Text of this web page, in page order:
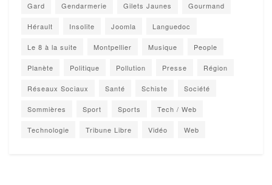
Gard Gendarmerie Gilets Jaunes Gourmand
Hérault Insolite Joomla Languedoc
Le 8 à la suite Montpellier Musique People
Planète Politique Pollution Presse Région
Réseaux Sociaux Santé Schiste Société
Sommières Sport Sports Tech / Web
Technologie Tribune Libre Vidéo Web